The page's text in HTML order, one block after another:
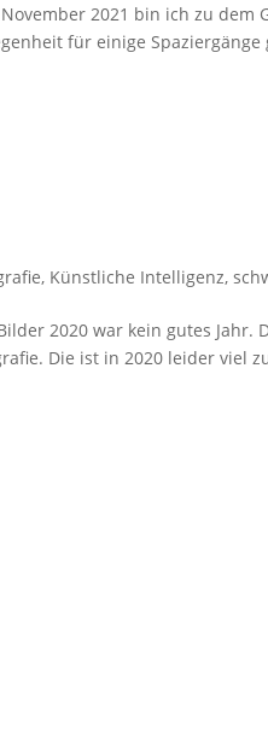
2021 bin ich zu dem
für einige Spaziergänge
, Künstliche Intelligenz,
2020 war kein gutes Jahr.
Die ist in 2020 leider viel